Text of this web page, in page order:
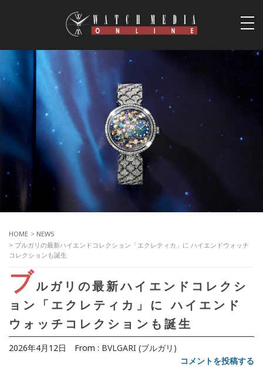
HOME > NEWS
> ブルガリの最新ハイエンドコレクション「エクレティカ」に ハイエンドウォッチ
コレクションも誕生
ブルガリの最新ハイエンドコレクシ
ョン「エクレティカ」に ハイエンド
ウォッチコレクションも誕生
2026年4月12日 From : BVLGARI (ブルガリ)
コメントを投稿する